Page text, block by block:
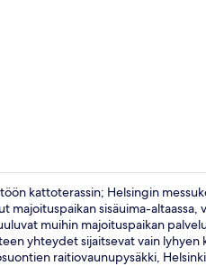
kattoterassin; Helsingin
sisäuima-altaassa,
muihin majoituspaikan
yhteydet sijaitsevat vain lyhyen
raitiovaunupysäkki,